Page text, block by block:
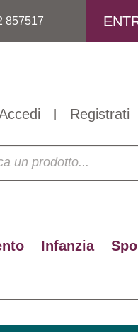
857517
Registrati
Infanzia